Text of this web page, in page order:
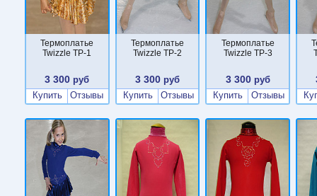
Термоплатье
Twizzle TP-1
3 300 руб
Купить
Отзывы
Термоплатье
Twizzle TP-2
3 300 руб
Купить
Отзывы
Термоплатье
Twizzle TP-3
3 300руб
Купить
Отзывы